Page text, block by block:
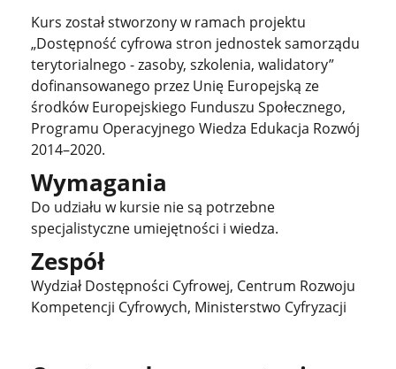
Kurs został stworzony w ramach projektu
„Dostępność cyfrowa stron jednostek samorządu
terytorialnego - zasoby, szkolenia, walidatory”
dofinansowanego przez Unię Europejską ze
środków Europejskiego Funduszu Społecznego,
Programu Operacyjnego Wiedza Edukacja Rozwój
2014–2020.
Wymagania
Do udziału w kursie nie są potrzebne
specjalistyczne umiejętności i wiedza.
Zespół
Wydział Dostępności Cyfrowej, Centrum Rozwoju
Kompetencji Cyfrowych, Ministerstwo Cyfryzacji